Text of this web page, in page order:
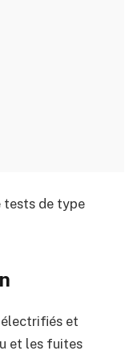
tests de type
et
et les fuites